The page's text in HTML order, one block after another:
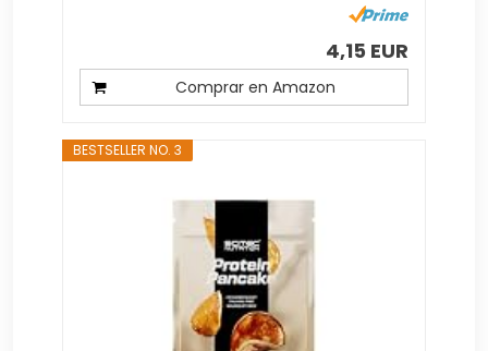
4,15 EUR
Comprar en Amazon
BESTSELLER NO. 3